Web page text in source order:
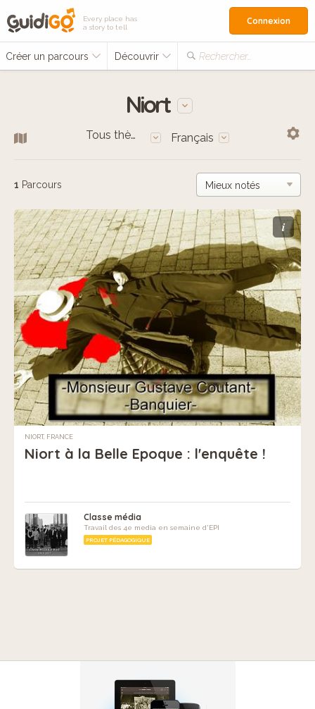
Every place has
a story to tell
Créer un parcours Découvrir Rechercher…
Connexion
Niort
Tous thèmes Français
1 Parcours
i
NIORT, FRANCE
Niort à la Belle Epoque : l'enquête !
Classe média
Travail des 4e media en semaine d'EPI
PROJET PÉDAGOGIQUE